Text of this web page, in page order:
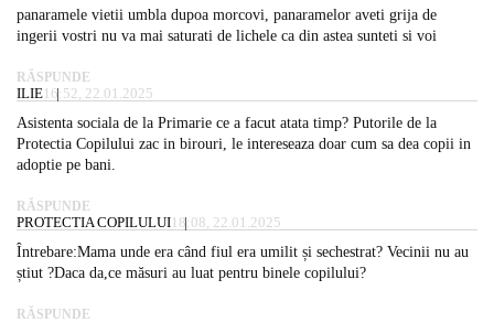
panaramele vietii umbla dupoa morcovi, panaramelor aveti grija de
ingerii vostri nu va mai saturati de lichele ca din astea sunteti si voi
RĂSPUNDE
ILIE16:52, 22.01.2025
Asistenta sociala de la Primarie ce a facut atata timp? Putorile de la
Protectia Copilului zac in birouri, le intereseaza doar cum sa dea copii in
adoptie pe bani.
RĂSPUNDE
PROTECTIA COPILULUI18:08, 22.01.2025
Întrebare:Mama unde era când fiul era umilit și sechestrat? Vecinii nu au
știut ?Daca da,ce măsuri au luat pentru binele copilului?
RĂSPUNDE